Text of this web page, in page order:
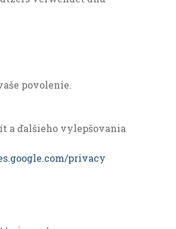
povolenie.
a ďalšieho vylepšovania
privacy